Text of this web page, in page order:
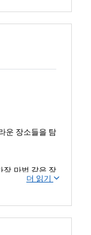
운 장소들을 탐
장 마법 같은 장
긴장을 풀고 탐
더 읽기